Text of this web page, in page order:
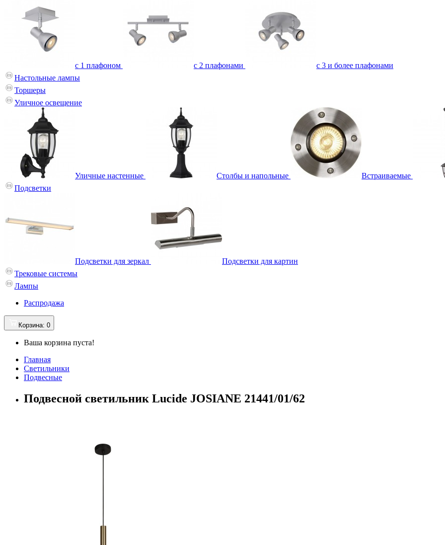
с 1 плафоном с 2 плафонами
с 3 и более плафонами
Настольные лампы
Торшеры
Уличное освещение
Уличные настенные Столбы и напольные Встраиваемые
Подсветки
Подсветки для зеркал
Подсветки для картин
Трековые системы
Лампы
Распродажа
Корзина: 0
Ваша корзина пуста!
Главная
Светильники
Подвесные
Подвесной светильник Lucide JOSIANE 21441/01/62